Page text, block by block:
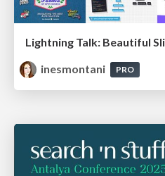
Lightning Talk: Beautiful
inesmontani
PRO